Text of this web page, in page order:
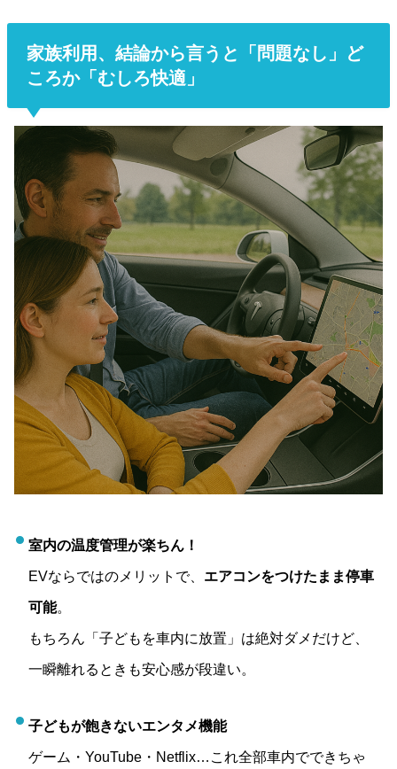
家族利用、結論から言うと「問題なし」ど
ころか「むしろ快適」
室内の温度管理が楽ちん！
EVならではのメリットで、 エアコンをつけたまま停車
可能。
もちろん「子どもを車内に放置」は絶対ダメだけど、
一瞬離れるときも安心感が段違い。
子どもが飽きないエンタメ機能
ゲーム・YouTube・Netflix…これ全部車内でできちゃ